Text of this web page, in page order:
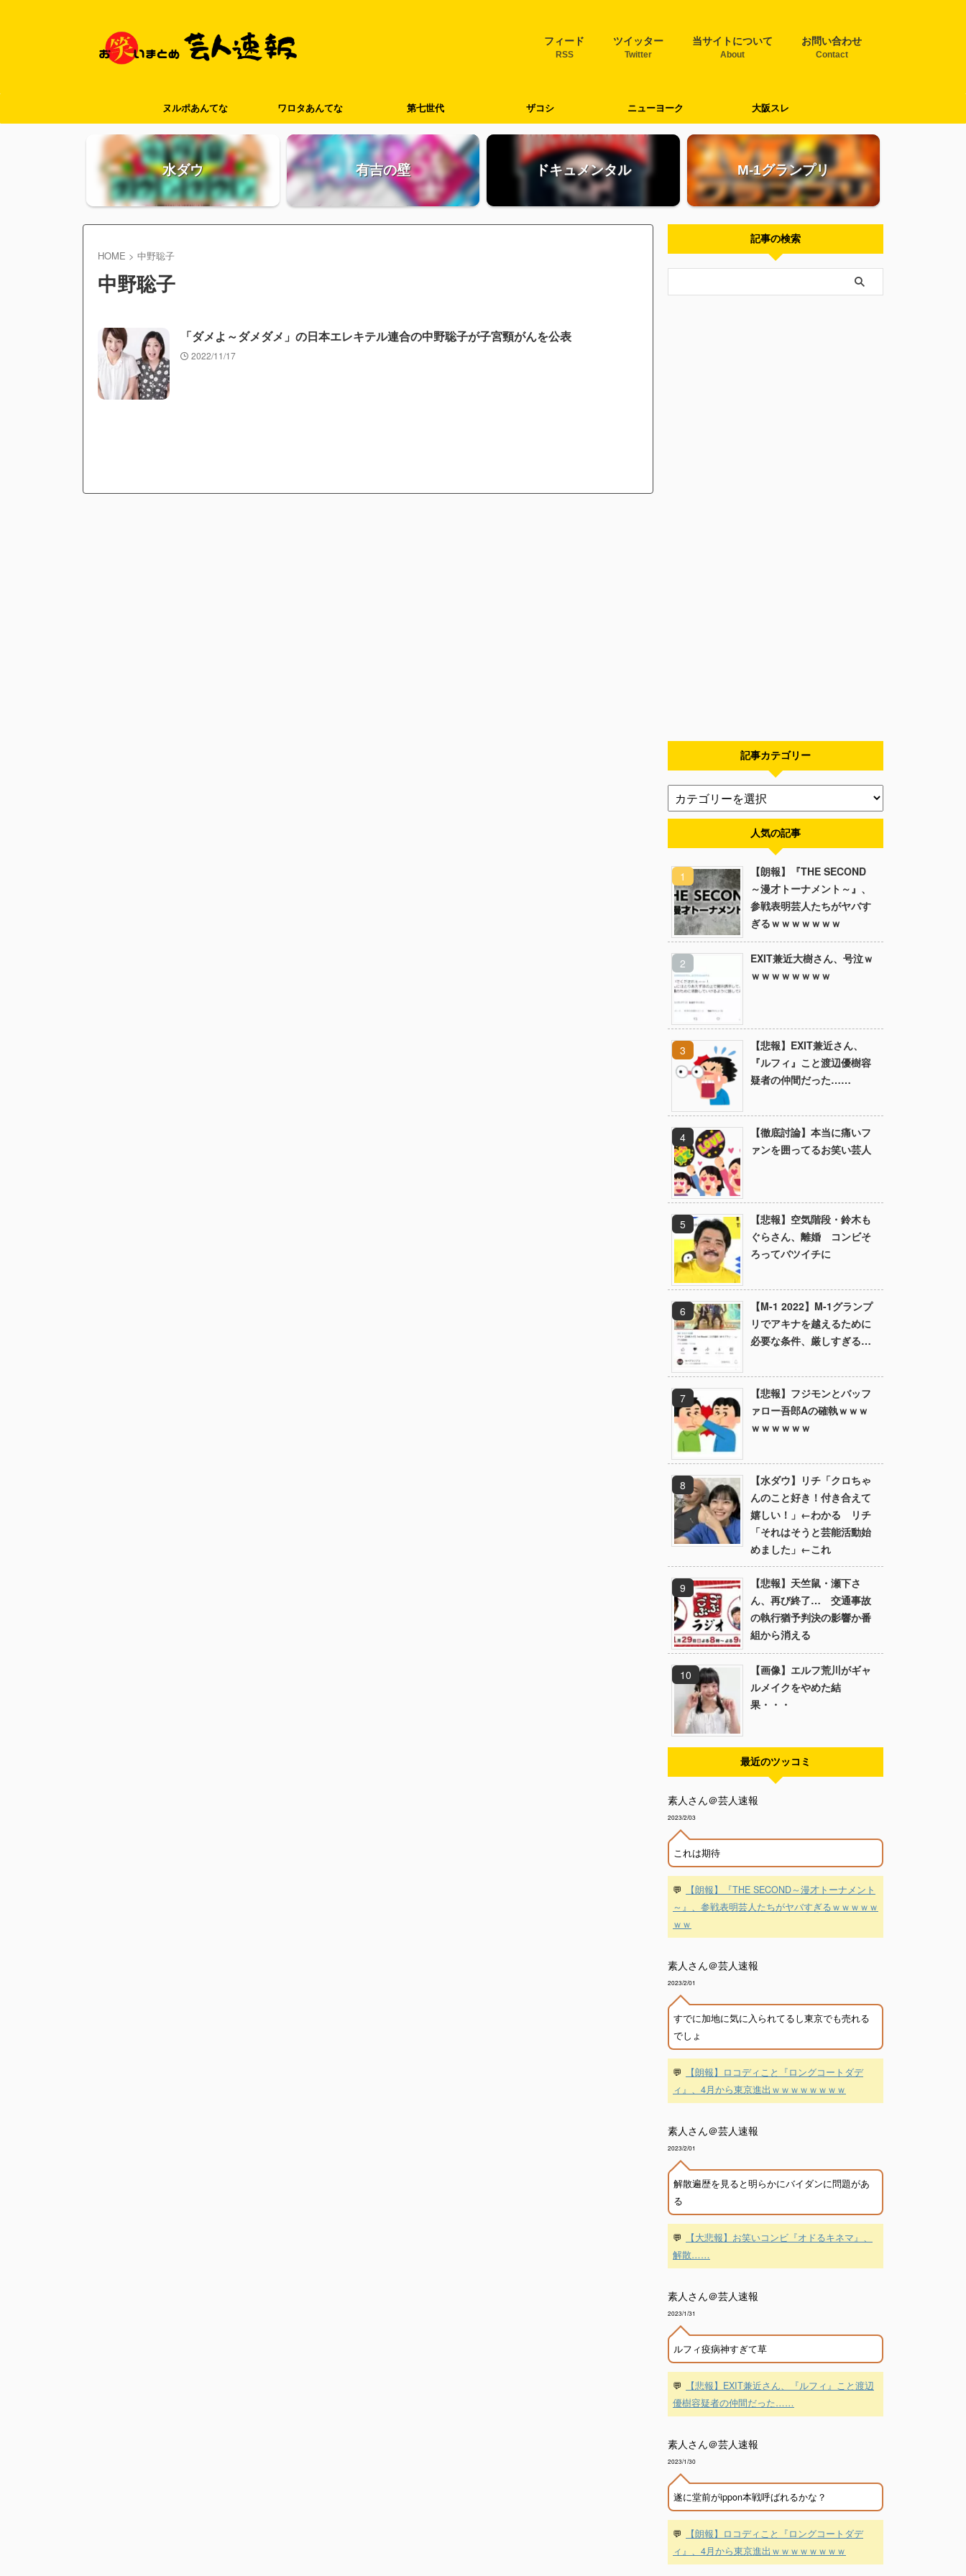
フィード
RSS
ツイッター
Twitter
当サイトについて
About
お問い合わせ
Contact
ヌルポあんてな ワロタあんてな 第七世代 ザコシ ニューヨーク 大阪スレ
水ダウ 有吉の壁 ドキュメンタル M-1グランプリ
HOME > 中野聡子
中野聡子
「ダメよ～ダメダメ」の日本エレキテル連合の中野聡子が子宮頸がんを公表
2022/11/17
記事の検索
記事カテゴリー
人気の記事
【朗報】『THE SECOND
～漫才トーナメント～』、
参戦表明芸人たちがヤバす
ぎるｗｗｗｗｗｗｗ
EXIT兼近大樹さん、号泣ｗ
ｗｗｗｗｗｗｗｗ
【悲報】EXIT兼近さん、
『ルフィ』こと渡辺優樹容
疑者の仲間だった……
【徹底討論】本当に痛いフ
ァンを囲ってるお笑い芸人
【悲報】空気階段・鈴木も
ぐらさん、離婚 コンビそ
ろってバツイチに
【M-1 2022】M-1グランプ
リでアキナを越えるために
必要な条件、厳しすぎる…
【悲報】フジモンとバッフ
ァロー吾郎Aの確執ｗｗｗ
ｗｗｗｗｗｗ
【水ダウ】リチ「クロちゃ
んのこと好き！付き合えて
嬉しい！」←わかる リチ
「それはそうと芸能活動始
めました」←これ
【悲報】天竺鼠・瀬下さ
ん、再び終了… 交通事故
の執行猶予判決の影響か番
組から消える
【画像】エルフ荒川がギャ
ルメイクをやめた結
果・・・
最近のツッコミ
素人さん＠芸人速報
2023/2/03
これは期待
💬
【朗報】『THE SECOND～漫才トーナメント
～』、参戦表明芸人たちがヤバすぎるｗｗｗｗｗ
ｗｗ
素人さん＠芸人速報
2023/2/01
すでに加地に気に入られてるし東京でも売れる
でしょ
💬
【朗報】ロコディこと『ロングコートダデ
ィ』、4月から東京進出ｗｗｗｗｗｗｗｗ
素人さん＠芸人速報
2023/2/01
解散遍歴を見ると明らかにバイダンに問題があ
る
💬
【大悲報】お笑いコンビ『オドるキネマ』、
解散……
素人さん＠芸人速報
2023/1/31
ルフィ疫病神すぎて草
💬
【悲報】EXIT兼近さん、『ルフィ』こと渡辺
優樹容疑者の仲間だった……
素人さん＠芸人速報
2023/1/30
遂に堂前がippon本戦呼ばれるかな？
💬
【朗報】ロコディこと『ロングコートダデ
ィ』、4月から東京進出ｗｗｗｗｗｗｗｗ